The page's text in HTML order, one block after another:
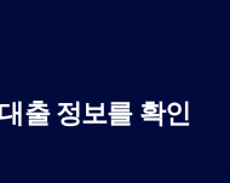
출 정보를 확인